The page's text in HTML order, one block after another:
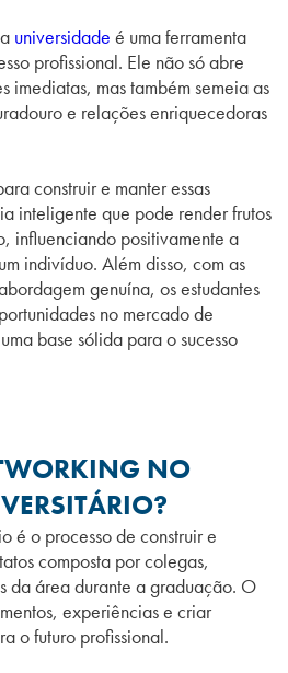
universidade é uma ferramenta
profissional. Ele não só abre
imediatas, mas também semeia as
e relações enriquecedoras
construir e manter essas
inteligente que pode render frutos
influenciando positivamente a
indivíduo. Além disso, com as
genuína, os estudantes
no mercado de
base sólida para o sucesso
NO
é o processo de construir e
composta por colegas,
da área durante a graduação. O
experiências e criar
o futuro profissional.